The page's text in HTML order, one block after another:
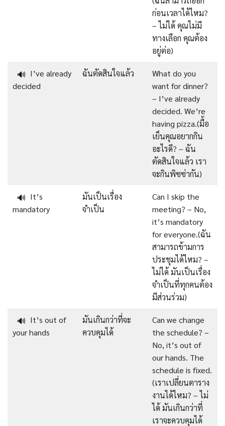
ก่อนเวลาได้ไหม?
– ไม่ได้ คุณไม่มี
ทางเลือก คุณต้อง
อยู่ต่อ)
🔊 I’ve already
decided
ฉันตัดสินใจแล้ว
What do you
want for dinner?
– I’ve already
decided. We’re
having pizza.(มื้อ
เย็นคุณอยากกิน
อะไรดี? – ฉัน
ตัดสินใจแล้ว เรา
จะกินพิซซ่ากัน)
🔊 It’s
mandatory
มันเป็นเรื่อง
จำเป็น
Can I skip the
meeting? – No,
it’s mandatory
for everyone.(ฉัน
สามารถข้ามการ
ประชุมได้ไหม? –
ไม่ได้ มันเป็นเรื่อง
จำเป็นที่ทุกคนต้อง
มีส่วนร่วม)
🔊 It’s out of
your hands
มันเกินกว่าที่จะ
ควบคุมได้
Can we change
the schedule? –
No, it’s out of
our hands. The
schedule is fixed.
(เราเปลี่ยนตาราง
งานได้ไหม? – ไม่
ได้ มันเกินกว่าที่
เราจะควบคุมได้